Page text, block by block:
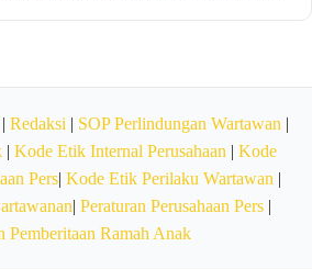
Redaksi | SOP Perlindungan Wartawan |
| Kode Etik Internal Perusahaan | Kode
Pers| Kode Etik Perilaku Wartawan |
| Peraturan Perusahaan Pers|
Pemberitaan Ramah Anak